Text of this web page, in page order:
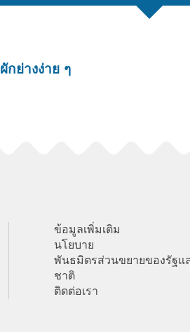
ผักย่างง่าย ๆ
ข้อมูลเพิ่มเติม
นโยบาย
พันธมิตรส่วนขยายของรัฐแ
ชาติ
ติดต่อเรา